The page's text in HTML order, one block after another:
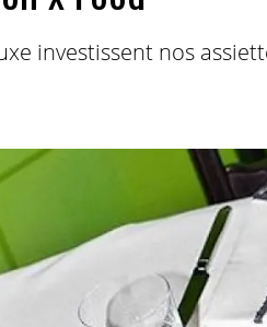
investissent nos